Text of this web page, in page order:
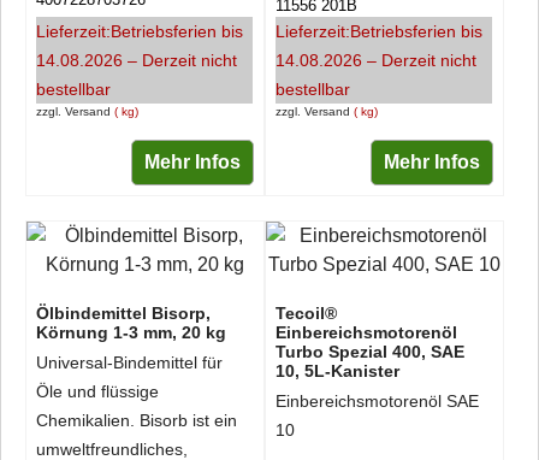
zzgl. Versand kg
Lieferzeit:Betriebsferien bis
14.08.2026 – Derzeit nicht
bestellbar
Mehr Infos
zzgl. Versand kg
11556 201B
Lieferzeit:Betriebsferien bis
14.08.2026 – Derzeit nicht
bestellbar
Mehr Infos
Ölbindemittel Bisorp,
Körnung 1-3 mm, 20 kg
Universal-Bindemittel für
Öle und flüssige
Chemikalien. Bisorb ist ein
umweltfreundliches,
Tecoil®
Einbereichsmotorenöl
Turbo Spezial 400, SAE
10, 5L-Kanister
Einbereichsmotorenöl SAE
10